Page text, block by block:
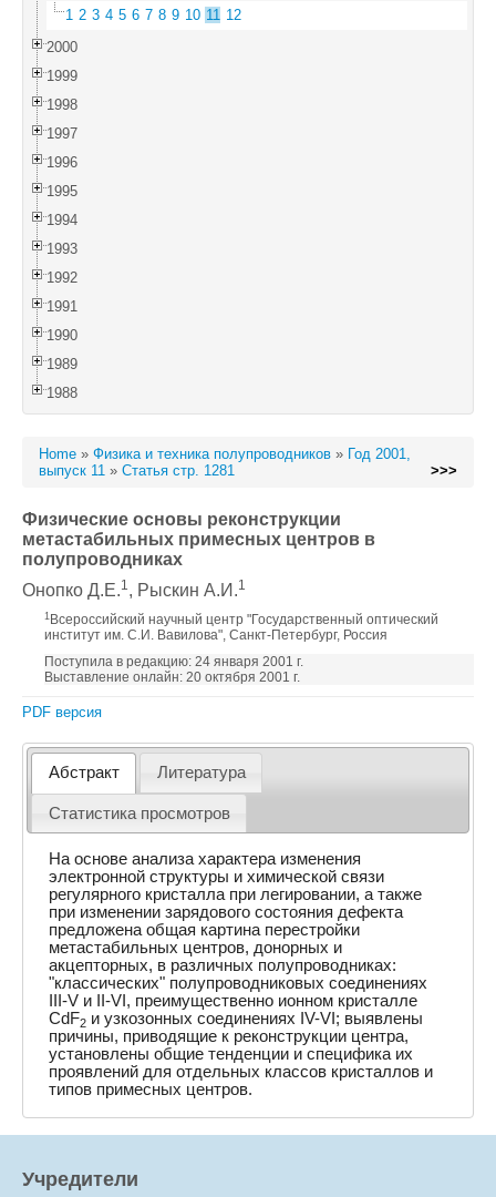
1 2 3 4 5 6 7 8 9 10 11 12
2000
1999
1998
1997
1996
1995
1994
1993
1992
1991
1990
1989
1988
Home » Физика и техника полупроводников » Год 2001,
выпуск 11 » Статья стр. 1281 >>>
Физические основы реконструкции
метастабильных примесных центров в
полупроводниках
Онопко Д.Е.1, Рыскин А.И.1
1 Всероссийский научный центр "Государственный оптический
институт им. С.И. Вавилова", Санкт-Петербург, Россия
Поступила в редакцию: 24 января 2001 г.
Выставление онлайн: 20 октября 2001 г.
PDF версия
Абстракт Литература
Статистика просмотров
На основе анализа характера изменения
электронной структуры и химической связи
регулярного кристалла при легировании, а также
при изменении зарядового состояния дефекта
предложена общая картина перестройки
метастабильных центров, донорных и
акцепторных, в различных полупроводниках:
"классических" полупроводниковых соединениях
III-V и II-VI, преимущественно ионном кристалле
CdF2 и узкозонных соединениях IV-VI; выявлены
причины, приводящие к реконструкции центра,
установлены общие тенденции и специфика их
проявлений для отдельных классов кристаллов и
типов примесных центров.
Учредители